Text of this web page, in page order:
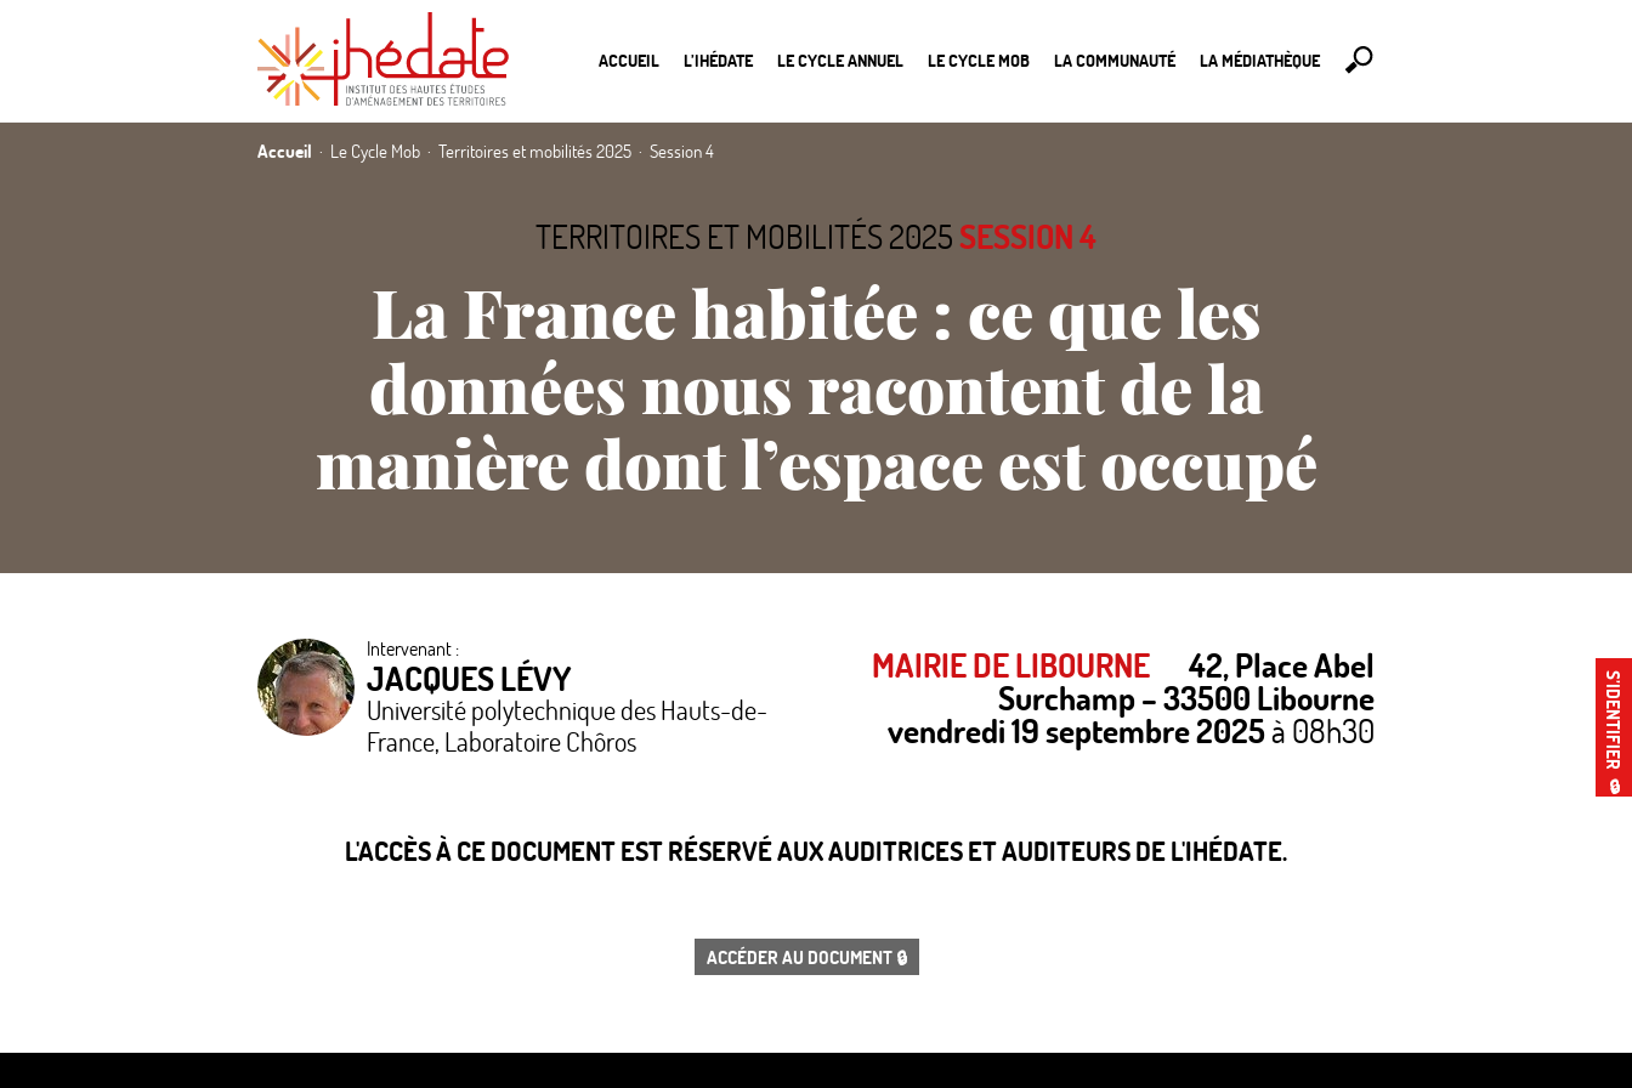
ACCUEIL L’IHÉDATE LE CYCLE ANNUEL LE CYCLE MOB LA COMMUNAUTÉ LA MÉDIATHÈQUE
S’IDENTIFIER
🔒
Accueil Le Cycle Mob Territoires et mobilités 2025 Session 4
TERRITOIRES ET MOBILITÉS 2025SESSION 4
La France habitée : ce que les
données nous racontent de la
manière dont l’espace est occupé
Intervenant :
JACQUES LÉVY
Université polytechnique des Hauts-de-
France, Laboratoire Chôros
MAIRIE DE LIBOURNE 42, Place Abel
Surchamp– 33500 Libourne
vendredi 19 septembre 2025à 08h30
L'ACCÈS À CE DOCUMENT EST RÉSERVÉ AUX AUDITRICES ET AUDITEURS DE L'IHÉDATE.
ACCÉDER AU DOCUMENT 🔒